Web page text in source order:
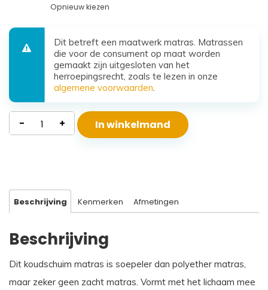
Opnieuw kiezen
Dit betreft een maatwerk matras. Matrassen
die voor de consument op maat worden
gemaakt zijn uitgesloten van het
herroepingsrecht, zoals te lezen in onze
algemene voorwaarden.
Matras
- + In winkelmand
Beschrijving Kenmerken Afmetingen
Beschrijving
Dit koudschuim matras is soepeler dan polyether matras,
maar zeker geen zacht matras. Vormt met het lichaam mee